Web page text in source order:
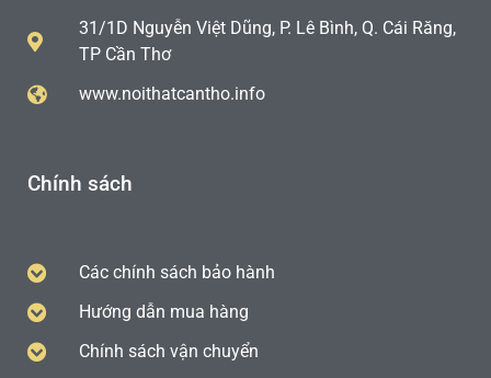
31/1D Nguyễn Việt Dũng, P. Lê Bình, Q. Cái Răng,
TP Cần Thơ
www.noithatcantho.info
Chính sách
Các chính sách bảo hành
Hướng dẫn mua hàng
Chính sách vận chuyển